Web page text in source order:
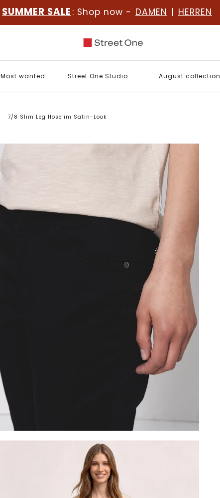
SUMMER SALE : Shop now - DAMEN | HERREN
Most wanted Street One Studio August collection
7/8 Slim Leg Hose im Satin-Look